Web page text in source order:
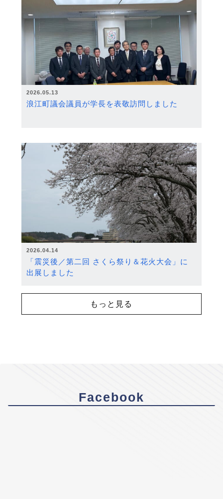
2026.05.13
浪江町議会議員が学長を表敬訪問しました
2026.04.14
「震災後／第二回 さくら祭り＆花火大会」に
出展しました
もっと見る
Facebook